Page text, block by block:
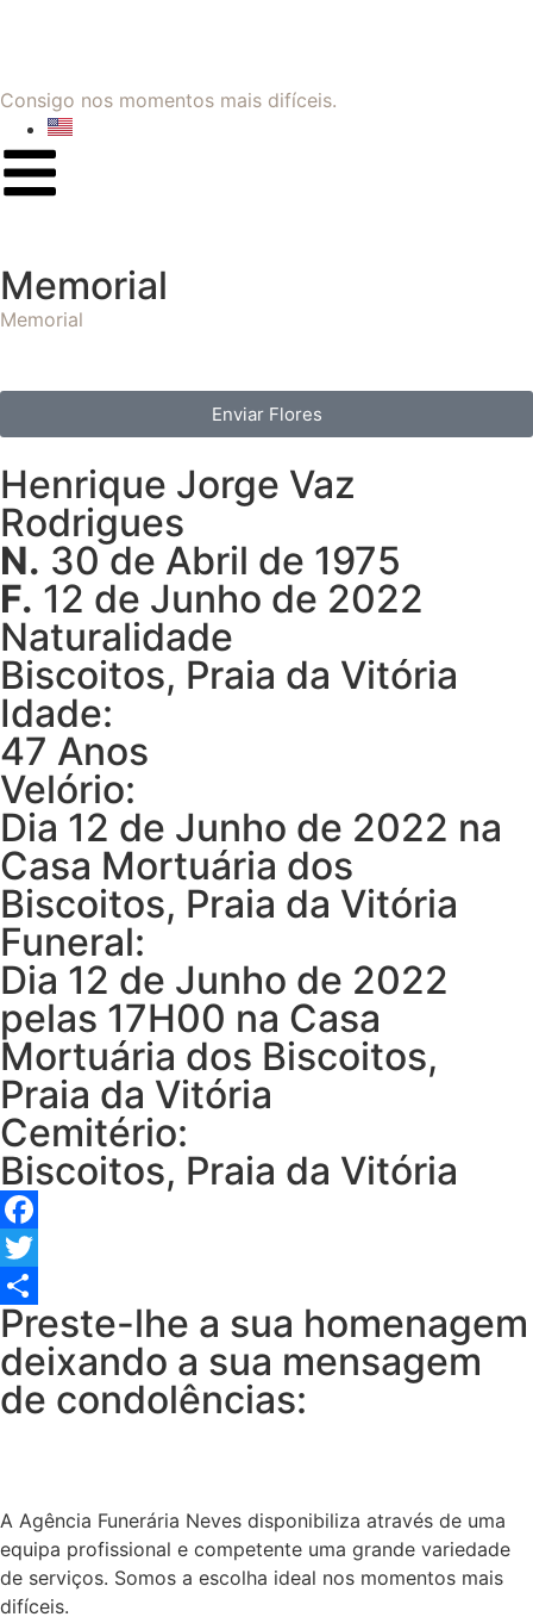
Consigo nos momentos mais difíceis.
Memorial
Memorial
Enviar Flores
Henrique Jorge Vaz
Rodrigues
N. 30 de Abril de 1975
F. 12 de Junho de 2022
Naturalidade
Biscoitos, Praia da Vitória
Idade:
47 Anos
Velório:
Dia 12 de Junho de 2022 na
Casa Mortuária dos
Biscoitos, Praia da Vitória
Funeral:
Dia 12 de Junho de 2022
pelas 17H00 na Casa
Mortuária dos Biscoitos,
Praia da Vitória
Cemitério:
Biscoitos, Praia da Vitória
Facebook
Twitter
Share
Preste-lhe a sua homenagem
deixando a sua mensagem
de condolências:
A Agência Funerária Neves disponibiliza através de uma
equipa profissional e competente uma grande variedade
de serviços. Somos a escolha ideal nos momentos mais
difíceis.